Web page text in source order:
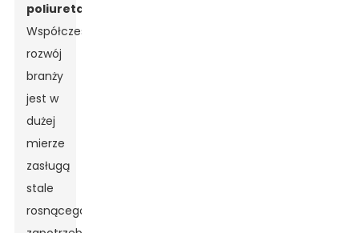
poliuretanowa
Współczesny
rozwój
branży
jest w
dużej
mierze
zasługą
stale
rosnącego